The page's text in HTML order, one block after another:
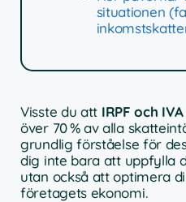
situationen
Visste du att IRPF och IVA
över 70 % av alla
grundlig förståelse för
dig inte bara att uppfylla
utan också att optimera
företagets ekonomi.